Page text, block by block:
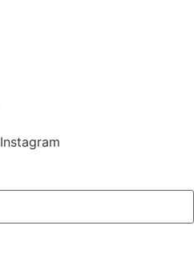
Instagram